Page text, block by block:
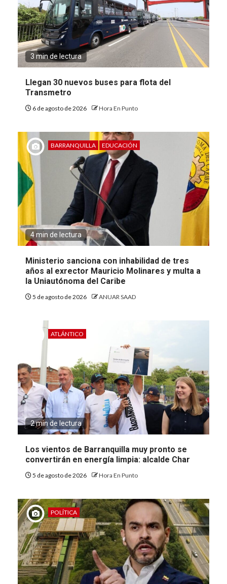
3 min de lectura
Llegan 30 nuevos buses para flota del
Transmetro
6 de agosto de 2026 Hora En Punto
BARRANQUILLA EDUCACIÓN
4 min de lectura
Ministerio sanciona con inhabilidad de tres
años al exrector Mauricio Molinares y multa a
la Uniautónoma del Caribe
5 de agosto de 2026 ANUAR SAAD
ATLÁNTICO
2 min de lectura
Los vientos de Barranquilla muy pronto se
convertirán en energía limpia: alcalde Char
5 de agosto de 2026 Hora En Punto
POLÍTICA